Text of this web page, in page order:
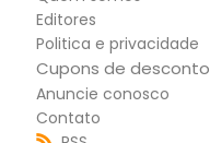
Editores
Politica e privacidade
Cupons de desconto
Anuncie conosco
Contato